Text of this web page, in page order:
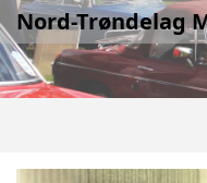
Nord-Trøndelag